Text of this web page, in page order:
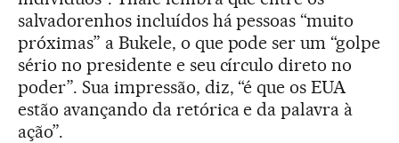
salvadorenhos incluídos há pessoas “muito
próximas” a Bukele, o que pode ser um “golpe
sério no presidente e seu círculo direto no
poder”. Sua impressão, diz, “é que os EUA
estão avançando da retórica e da palavra à
ação”.